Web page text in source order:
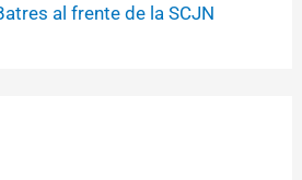
al frente de la SCJN